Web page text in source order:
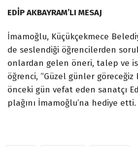
EDİP AKBAYRAM’LI MESAJ
İmamoğlu, Küçükçekmece
de seslendiği öğrencilerden
onlardan gelen öneri, talep ve
öğrenci, “Güzel günler göreceğiz
önceki gün vefat eden sanatçı
plağını İmamoğlu’na hediye etti.